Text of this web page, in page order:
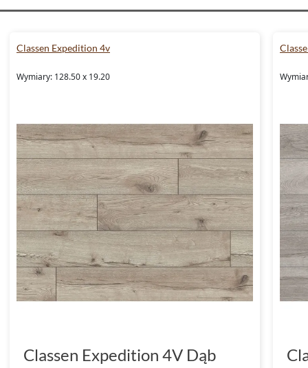
Classen Expedition 4v
Wymiary: 128.50 x 19.20
Classen Expedition 4V Dąb